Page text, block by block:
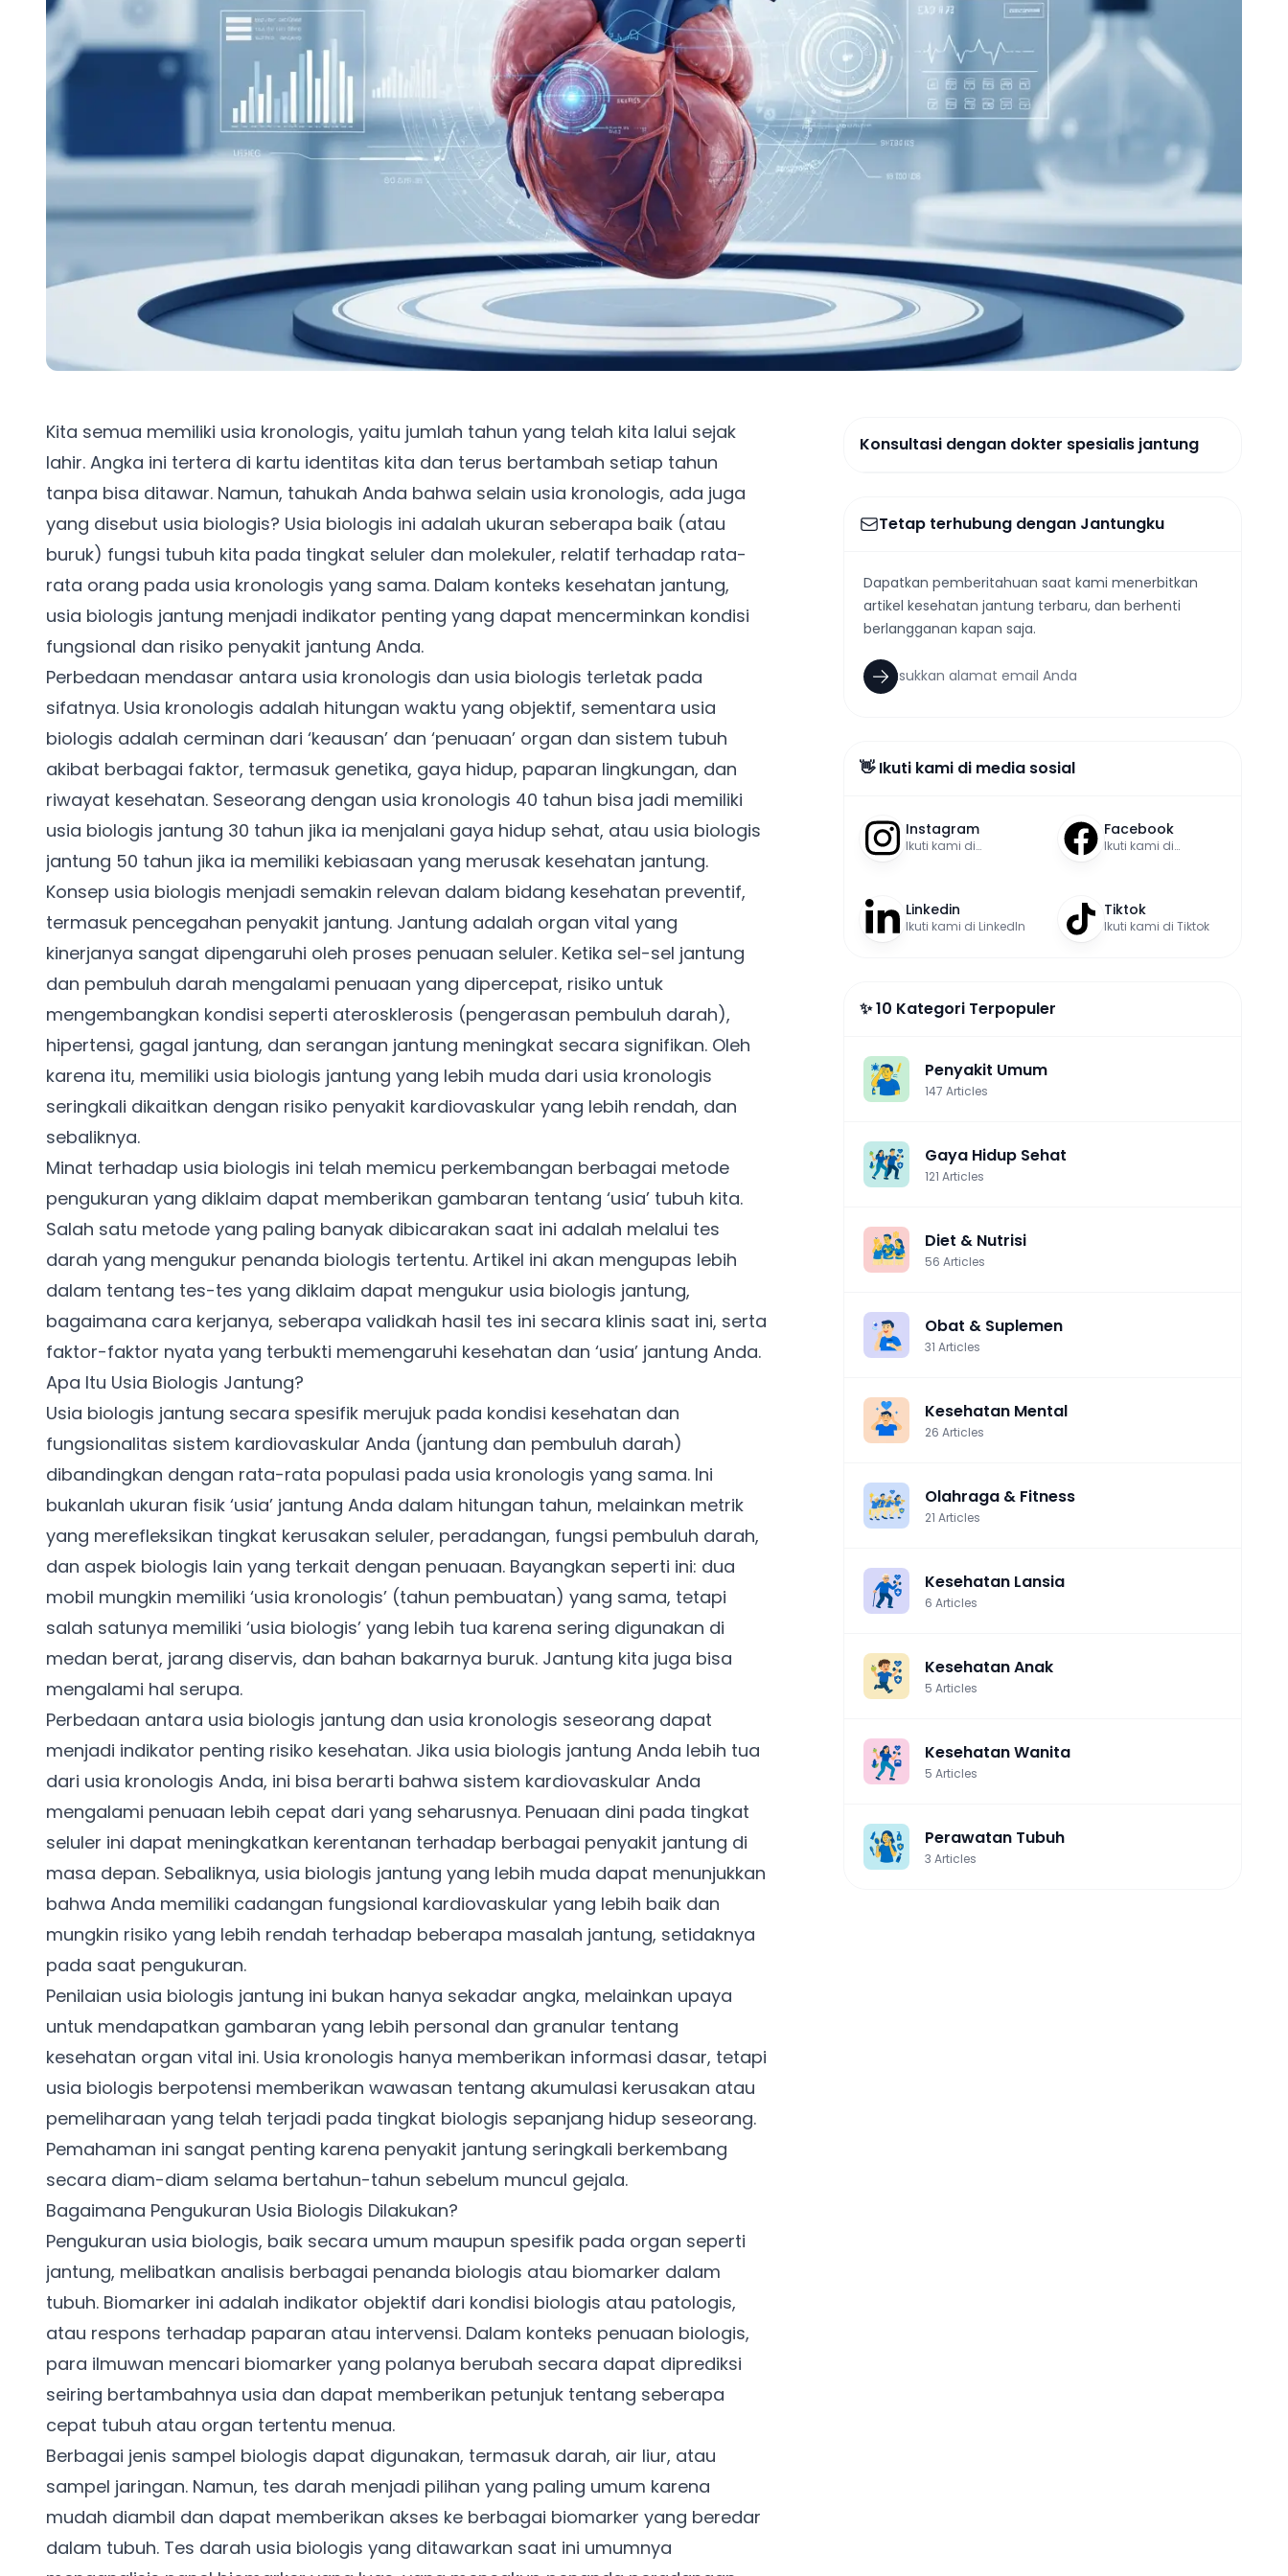
Kita semua memiliki usia kronologis, yaitu jumlah tahun yang telah kita lalui sejak
lahir. Angka ini tertera di kartu identitas kita dan terus bertambah setiap tahun
tanpa bisa ditawar. Namun, tahukah Anda bahwa selain usia kronologis, ada juga
yang disebut usia biologis? Usia biologis ini adalah ukuran seberapa baik (atau
buruk) fungsi tubuh kita pada tingkat seluler dan molekuler, relatif terhadap rata-
rata orang pada usia kronologis yang sama. Dalam konteks kesehatan jantung,
usia biologis jantung menjadi indikator penting yang dapat mencerminkan kondisi
fungsional dan risiko penyakit jantung Anda.
Perbedaan mendasar antara usia kronologis dan usia biologis terletak pada
sifatnya. Usia kronologis adalah hitungan waktu yang objektif, sementara usia
biologis adalah cerminan dari ‘keausan’ dan ‘penuaan’ organ dan sistem tubuh
akibat berbagai faktor, termasuk genetika, gaya hidup, paparan lingkungan, dan
riwayat kesehatan. Seseorang dengan usia kronologis 40 tahun bisa jadi memiliki
usia biologis jantung 30 tahun jika ia menjalani gaya hidup sehat, atau usia biologis
jantung 50 tahun jika ia memiliki kebiasaan yang merusak kesehatan jantung.
Konsep usia biologis menjadi semakin relevan dalam bidang kesehatan preventif,
termasuk pencegahan penyakit jantung. Jantung adalah organ vital yang
kinerjanya sangat dipengaruhi oleh proses penuaan seluler. Ketika sel-sel jantung
dan pembuluh darah mengalami penuaan yang dipercepat, risiko untuk
mengembangkan kondisi seperti aterosklerosis (pengerasan pembuluh darah),
hipertensi, gagal jantung, dan serangan jantung meningkat secara signifikan. Oleh
karena itu, memiliki usia biologis jantung yang lebih muda dari usia kronologis
seringkali dikaitkan dengan risiko penyakit kardiovaskular yang lebih rendah, dan
sebaliknya.
Minat terhadap usia biologis ini telah memicu perkembangan berbagai metode
pengukuran yang diklaim dapat memberikan gambaran tentang ‘usia’ tubuh kita.
Salah satu metode yang paling banyak dibicarakan saat ini adalah melalui tes
darah yang mengukur penanda biologis tertentu. Artikel ini akan mengupas lebih
dalam tentang tes-tes yang diklaim dapat mengukur usia biologis jantung,
bagaimana cara kerjanya, seberapa validkah hasil tes ini secara klinis saat ini, serta
faktor-faktor nyata yang terbukti memengaruhi kesehatan dan ‘usia’ jantung Anda.
Apa Itu Usia Biologis Jantung?
Usia biologis jantung secara spesifik merujuk pada kondisi kesehatan dan
fungsionalitas sistem kardiovaskular Anda (jantung dan pembuluh darah)
dibandingkan dengan rata-rata populasi pada usia kronologis yang sama. Ini
bukanlah ukuran fisik ‘usia’ jantung Anda dalam hitungan tahun, melainkan metrik
yang merefleksikan tingkat kerusakan seluler, peradangan, fungsi pembuluh darah,
dan aspek biologis lain yang terkait dengan penuaan. Bayangkan seperti ini: dua
mobil mungkin memiliki ‘usia kronologis’ (tahun pembuatan) yang sama, tetapi
salah satunya memiliki ‘usia biologis’ yang lebih tua karena sering digunakan di
medan berat, jarang diservis, dan bahan bakarnya buruk. Jantung kita juga bisa
mengalami hal serupa.
Perbedaan antara usia biologis jantung dan usia kronologis seseorang dapat
menjadi indikator penting risiko kesehatan. Jika usia biologis jantung Anda lebih tua
dari usia kronologis Anda, ini bisa berarti bahwa sistem kardiovaskular Anda
mengalami penuaan lebih cepat dari yang seharusnya. Penuaan dini pada tingkat
seluler ini dapat meningkatkan kerentanan terhadap berbagai penyakit jantung di
masa depan. Sebaliknya, usia biologis jantung yang lebih muda dapat menunjukkan
bahwa Anda memiliki cadangan fungsional kardiovaskular yang lebih baik dan
mungkin risiko yang lebih rendah terhadap beberapa masalah jantung, setidaknya
pada saat pengukuran.
Penilaian usia biologis jantung ini bukan hanya sekadar angka, melainkan upaya
untuk mendapatkan gambaran yang lebih personal dan granular tentang
kesehatan organ vital ini. Usia kronologis hanya memberikan informasi dasar, tetapi
usia biologis berpotensi memberikan wawasan tentang akumulasi kerusakan atau
pemeliharaan yang telah terjadi pada tingkat biologis sepanjang hidup seseorang.
Pemahaman ini sangat penting karena penyakit jantung seringkali berkembang
secara diam-diam selama bertahun-tahun sebelum muncul gejala.
Bagaimana Pengukuran Usia Biologis Dilakukan?
Pengukuran usia biologis, baik secara umum maupun spesifik pada organ seperti
jantung, melibatkan analisis berbagai penanda biologis atau biomarker dalam
tubuh. Biomarker ini adalah indikator objektif dari kondisi biologis atau patologis,
atau respons terhadap paparan atau intervensi. Dalam konteks penuaan biologis,
para ilmuwan mencari biomarker yang polanya berubah secara dapat diprediksi
seiring bertambahnya usia dan dapat memberikan petunjuk tentang seberapa
cepat tubuh atau organ tertentu menua.
Berbagai jenis sampel biologis dapat digunakan, termasuk darah, air liur, atau
sampel jaringan. Namun, tes darah menjadi pilihan yang paling umum karena
mudah diambil dan dapat memberikan akses ke berbagai biomarker yang beredar
dalam tubuh. Tes darah usia biologis yang ditawarkan saat ini umumnya
Konsultasi dengan dokter spesialis jantung
Tetap terhubung dengan Jantungku
Dapatkan pemberitahuan saat kami menerbitkan
artikel kesehatan jantung terbaru, dan berhenti
berlangganan kapan saja.
👋 Ikuti kami di media sosial
Instagram
Ikuti kami di
Facebook
Ikuti kami di
Linkedin
Ikuti kami di LinkedIn
Tiktok
Ikuti kami di Tiktok
✨ 10 Kategori Terpopuler
Penyakit Umum
147 Articles
Gaya Hidup Sehat
121 Articles
Diet & Nutrisi
56 Articles
Obat & Suplemen
31 Articles
Kesehatan Mental
26 Articles
Olahraga & Fitness
21 Articles
Kesehatan Lansia
6 Articles
Kesehatan Anak
5 Articles
Kesehatan Wanita
5 Articles
Perawatan Tubuh
3 Articles